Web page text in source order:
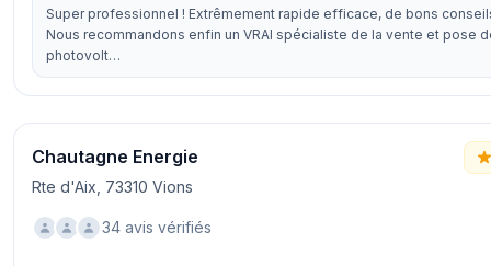
Super professionnel ! Extrêmement rapide efficace, de bons
Nous recommandons enfin un VRAI spécialiste de la vente et pose
photovolt…
Chautagne Energie
Rte d'Aix, 73310 Vions
34 avis vérifiés